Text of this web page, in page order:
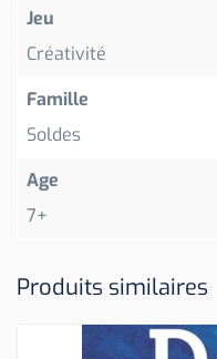
Jeu
Créativité
Famille
Soldes
Age
7+
Produits similaires